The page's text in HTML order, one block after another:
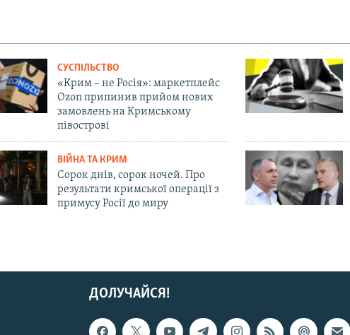
СУСПІЛЬСТВО
«Крим – не Росія»: маркетплейс
Ozon припинив прийом нових
замовлень на Кримському
півострові
ВІЙНА ТА КРИМ
Сорок днів, сорок ночей. Про
результати кримської операції з
примусу Росії до миру
ДОЛУЧАЙСЯ!